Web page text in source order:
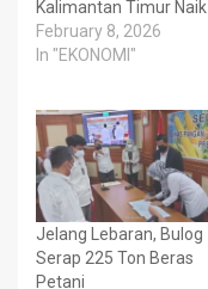
Kalimantan Timur Naik
February 8, 2026
In "EKONOMI"
Jelang Lebaran, Bulog
Serap 225 Ton Beras
Petani